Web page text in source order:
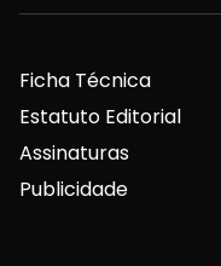
Ficha Técnica
Estatuto Editorial
Assinaturas
Publicidade